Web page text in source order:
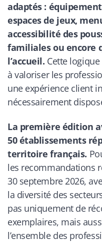
adaptés :
espaces de jeux,
accessibilité des
familiales ou encore
l’accueil. Cette
à valoriser les
une expérience client
nécessairement
La première édition
50 établissements
territoire français.
les recommandations
30 septembre 2026,
la diversité des
pas uniquement de
exemplaires, mais
l’ensemble des